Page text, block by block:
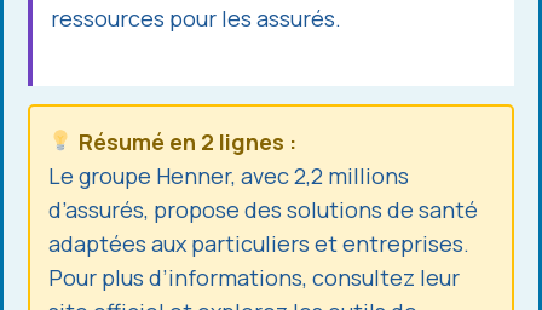
ressources pour les assurés.
Résumé en 2 lignes :
Le groupe Henner, avec 2,2 millions
d’assurés, propose des solutions de santé
adaptées aux particuliers et entreprises.
Pour plus d’informations, consultez leur